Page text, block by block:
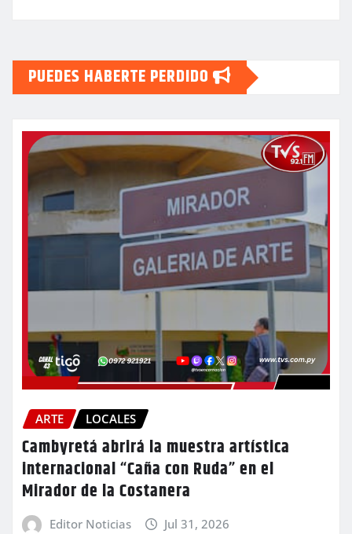
PUEDES HABERTE PERDIDO
ARTE LOCALES
Cambyretá abrirá la muestra artística
internacional “Caña con Ruda” en el
Mirador de la Costanera
Editor Noticias Jul 31, 2026